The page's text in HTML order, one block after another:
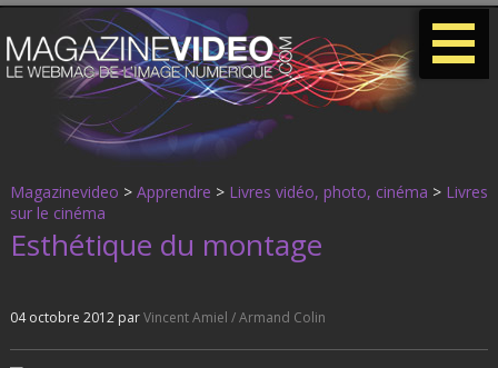
Magazinevideo > Apprendre > Livres vidéo, photo, cinéma > Livres
sur le cinéma
Esthétique du montage
04 octobre 2012 parVincent Amiel / Armand Colin
-
-
-